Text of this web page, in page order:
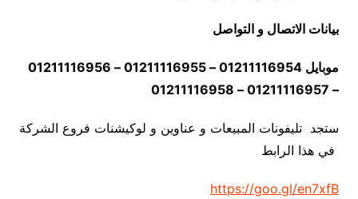
بيانات الاتصال و التواصل
موبايل 01211116954 – 01211116955 – 01211116956
– 01211116957 – 01211116958
ستجد تليفونات المبيعات و عناوين و لوكيشنات فروع الشركة
في هذا الرابط
https://goo.gl/en7xfB